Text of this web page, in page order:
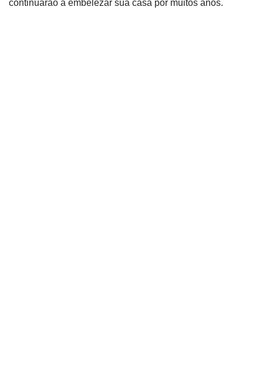
continuarão a embelezar sua casa por muitos anos.